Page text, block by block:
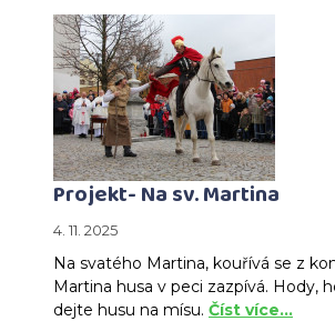
Projekt- Na sv. Martina
4. 11. 2025
Na svatého Martina, kouřívá se z
Martina husa v peci zazpívá. Hody,
dejte husu na mísu. Číst více…